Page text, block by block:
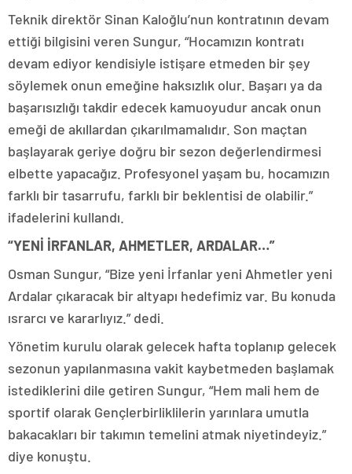
Teknik direktör Sinan Kaloğlu’nun kontratının devam
ettiği bilgisini veren Sungur, “Hocamızın kontratı
devam ediyor kendisiyle istişare etmeden bir şey
söylemek onun emeğine haksızlık olur. Başarı ya da
başarısızlığı takdir edecek kamuoyudur ancak onun
emeği de akıllardan çıkarılmamalıdır. Son maçtan
başlayarak geriye doğru bir sezon değerlendirmesi
elbette yapacağız. Profesyonel yaşam bu, hocamızın
farklı bir tasarrufu, farklı bir beklentisi de olabilir.”
ifadelerini kullandı.
“YENİ İRFANLAR, AHMETLER, ARDALAR…”
Osman Sungur, “Bize yeni İrfanlar yeni Ahmetler yeni
Ardalar çıkaracak bir altyapı hedefimiz var. Bu konuda
ısrarcı ve kararlıyız.” dedi.
Yönetim kurulu olarak gelecek hafta toplanıp gelecek
sezonun yapılanmasına vakit kaybetmeden başlamak
istediklerini dile getiren Sungur, “Hem mali hem de
sportif olarak Gençlerbirliklilerin yarınlara umutla
bakacakları bir takımın temelini atmak niyetindeyiz.”
diye konuştu.